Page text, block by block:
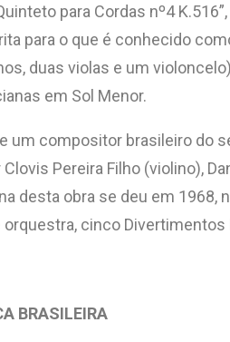
para Cordas nº4
para o que é conhecido
duas violas e um
em Sol Menor.
um compositor brasileiro do
Pereira Filho (violino),
desta obra se deu em 1968,
orquestra, cinco
BRASILEIRA